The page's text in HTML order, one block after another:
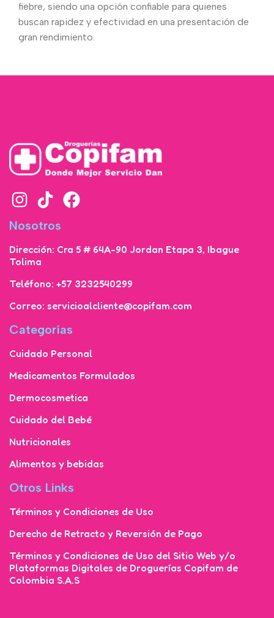
fiebre, siendo una opción confiable para quienes
buscan rapidez y efectividad en una presentación de
gran rendimiento.
Nosotros
Dirección: Cra 5 # 64A-90 Jordan Etapa 3, Ibague
Tolima
Teléfono: +57 3232540299
Correo: servicioalcliente@copifam.com
Categorías
Cuidado Personal
Medicamentos Formulados
Dermocosmetica
Cuidado del Bebé
Nutricionales
Alimentos y bebidas
Otros Links
Términos y Condiciones de Uso
Derecho de Retracto y Reversión de Pago
Términos y Condiciones de Uso del Sitio Web y/o
Plataformas Digitales de Droguerías Copifam de
Colombia S.A.S